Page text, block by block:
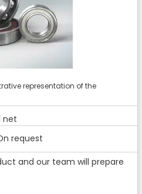
representation of the
net
request
and our team will prepare